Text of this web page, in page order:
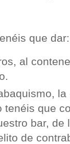
que dar:
al
tenéis que
bar, de
de